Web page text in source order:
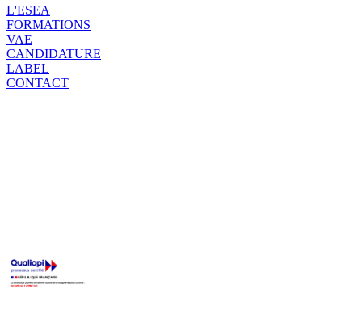
L'ESEA
FORMATIONS
VAE
CANDIDATURE
LABEL
CONTACT